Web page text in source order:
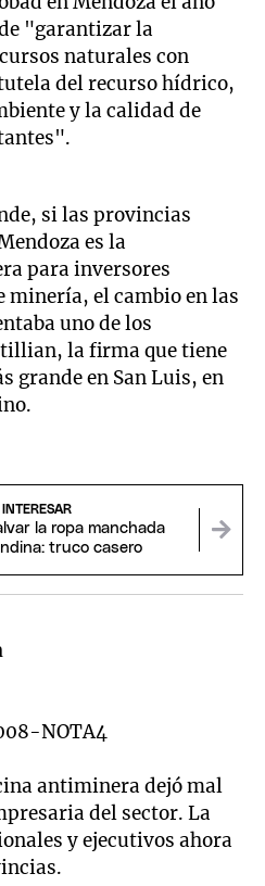
"garantizar la
naturales con
del recurso hídrico,
y la calidad de
si las provincias
es la
para inversores
minería, el cambio en las
uno de los
la firma que tiene
grande en San Luis, en
la ropa manchada
truco casero
antiminera dejó mal
del sector. La
y ejecutivos ahora